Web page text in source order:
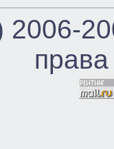
2006-